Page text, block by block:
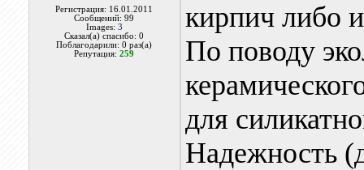
Регистрация: 16.01.2011
Сообщений: 99
Images: 3
Сказал(а) спасибо: 0
Поблагодарили: 0 раз(а)
Репутация:259
кирпич либо
По поводу
для
Надежность